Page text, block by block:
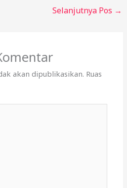
Selanjutnya Pos →
akan dipublikasikan. Ruas